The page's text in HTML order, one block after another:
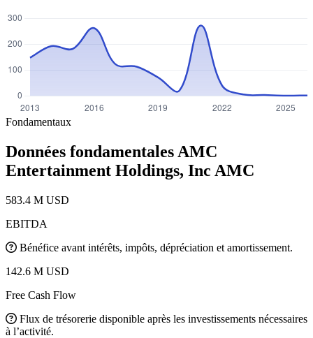
Fondamentaux
Données fondamentales AMC
Entertainment Holdings, Inc AMC
583.4 M USD
EBITDA
Bénéfice avant intérêts, impôts, dépréciation et amortissement.
142.6 M USD
Free Cash Flow
Flux de trésorerie disponible après les investissements nécessaires
à l’activité.